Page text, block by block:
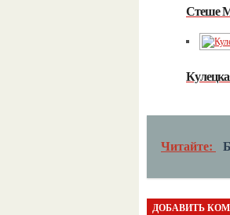
Стеше
Читайте:
ДОБАВИТЬ